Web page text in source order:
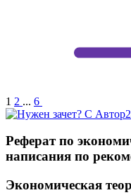
1 2 ... 6
Реферат по
написания по
Экономическая